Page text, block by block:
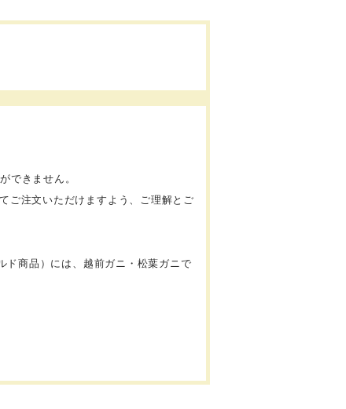
できません。
ご注文いただけますよう、ご理解とご
ド商品）には、越前ガニ・松葉ガニで